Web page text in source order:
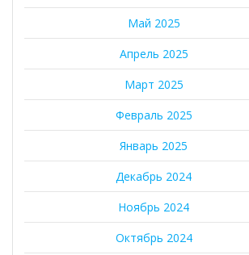
Май 2025
Апрель 2025
Март 2025
Февраль 2025
Январь 2025
Декабрь 2024
Ноябрь 2024
Октябрь 2024